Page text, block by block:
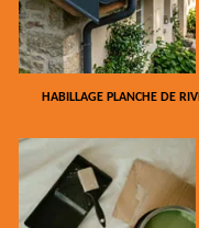
HABILLAGE PLANCHE DE